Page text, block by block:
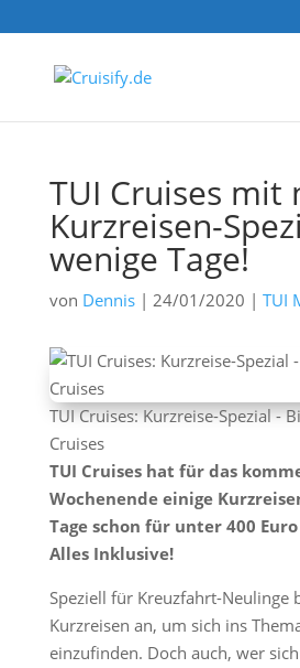
TUI Cruises mit
Kurzreisen-
wenige Tage!
von Dennis| 24/01/2020 | TUI
TUI Cruises: Kurzreise-Spezial -
Cruises
TUI Cruises hat für das
Wochenende einige
Tage schon für unter 400
Alles Inklusive!
Speziell für Kreuzfahrt-Neulinge
Kurzreisen an, um sich ins
einzufinden. Doch auch, wer